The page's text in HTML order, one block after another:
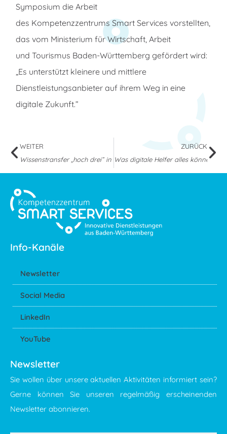
Symposium die Arbeit
des Kompetenzzentrums Smart Services vorstellten,
das vom Ministerium für Wirtschaft, Arbeit
und Tourismus Baden-Württemberg gefördert wird:
„Es unterstützt kleinere und mittlere
Dienstleistungsanbieter auf ihrem Weg in eine
digitale Zukunft.”
WEITER
Wissenstransfer „hoch drei” in Fellbach
ZURÜCK
Was digitale Helfer alles können
Info-Kanäle
Newsletter
Social Media
LinkedIn
YouTube
Newsletter
Sie wollen über unsere aktuellen Aktivitäten informiert sein?
Gerne können Sie unseren regelmäßig erscheinenden
Newsletter abonnieren.